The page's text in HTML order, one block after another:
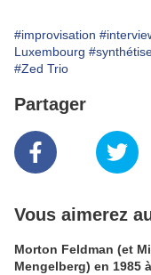
#improvisation
Luxembourg
#Zed Trio
Partager
Vous aimerez
Morton Feldman (et
Mengelberg) en 1985